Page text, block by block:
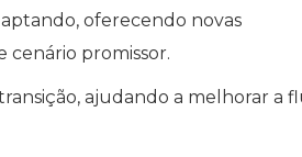
oferecendo novas
cenário promissor.
ajudando a melhorar a